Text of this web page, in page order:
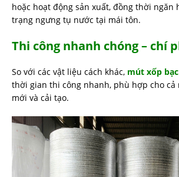
hoặc hoạt động sản xuất, đồng thời ngăn
trạng ngưng tụ nước tại mái tôn.
Thi công nhanh chóng – chí
So với các vật liệu cách khác, mút xốp bạc
thời gian thi công nhanh, phù hợp cho cả
mới và cải tạo.